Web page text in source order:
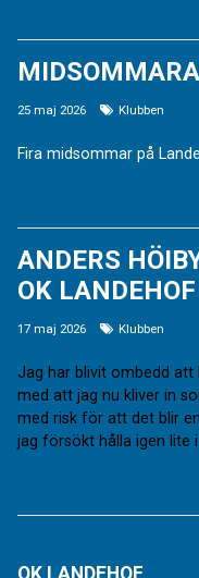
25 maj 2026 Klubben
Fira midsommar på
ANDERS
OK LANDEHOF
17 maj 2026 Klubben
Jag har blivit ombedd att
med att jag nu kliver in
med risk för att det blir
jag försökt hålla igen lite
OK LANDEHOF